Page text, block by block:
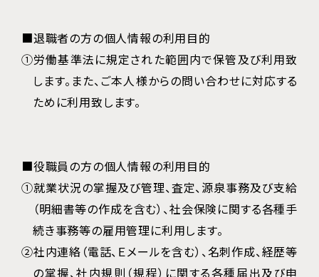
■退職者の方の個人情報の利用目的
①労働基準法に規定された範囲内で保管及び利用致
します。また、ご本人様からの問い合わせに対応する
ために利用致します。
■役職員の方の個人情報の利用目的
①就業状況の掌握及び管理、査定、源泉事務及び支給
（明細書等の作成を含む）、社会保険に関する各種手
続き事務等の雇用管理に利用します。
②社内連絡（電話、Ｅメールを含む）、名刺作成、経歴等
の掌握、社内規則（規程）に関する各種届出及び申